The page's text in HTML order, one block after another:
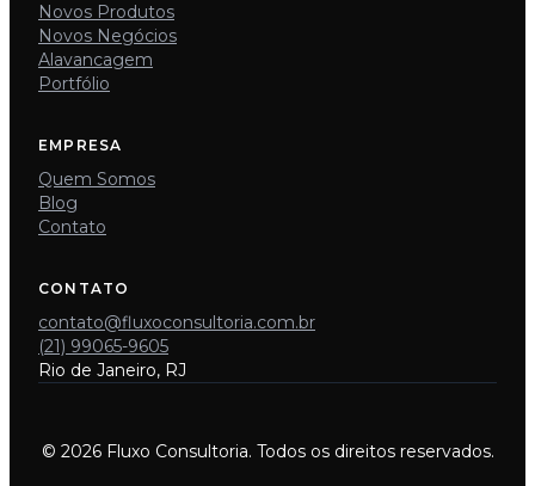
Novos Produtos
Novos Negócios
Alavancagem
Portfólio
EMPRESA
Quem Somos
Blog
Contato
CONTATO
contato@fluxoconsultoria.com.br
(21) 99065-9605
Rio de Janeiro, RJ
© 2026 Fluxo Consultoria. Todos os direitos reservados.